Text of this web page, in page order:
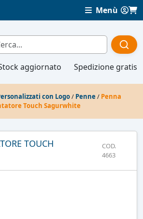
Menù
aggiornato Spedizione gratis
con Logo/ Penne / Penna
Touch Sagurwhite
TOUCH
COD.
4663